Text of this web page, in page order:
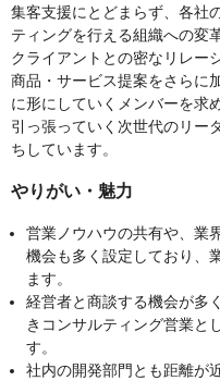
集客支援にとどまらず、各社
ティングを行える組織への変
クライアントとの密なリレー
商品・サービス提案をさらに
に形にしていくメンバーを求
引っ張っていく次世代のリー
ちしています。
やりがい・魅力
営業ノウハウの共有や、業
機会も多く設定しており、
ます。
経営者と商談する機会が多
きコンサルティング営業と
す。
社内の開発部門とも距離が